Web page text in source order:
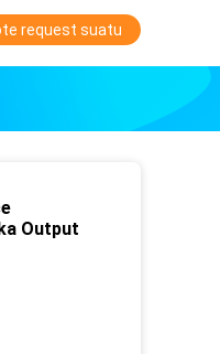
request suatu
Output